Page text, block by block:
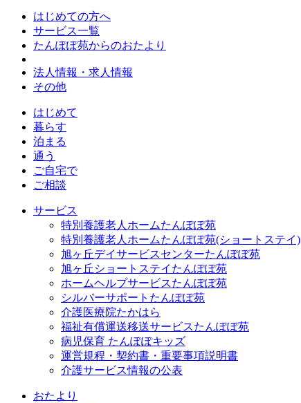
はじめての方へ
サービス一覧
たんぽぽ苑からのおたより
法人情報・求人情報
その他
はじめて
暮らす
泊まる
通う
ご自宅で
ご相談
サービス
特別養護老人ホームたんぽぽ苑
特別養護老人ホームたんぽぽ苑(ショートステイ)
旭ヶ丘デイサービスセンターたんぽぽ苑
旭ヶ丘ショートステイたんぽぽ苑
ホームヘルプサービスたんぽぽ苑
シルバーサポートたんぽぽ苑
介護医療院たかはら
福祉有償運送移送サービスたんぽぽ苑
病児保育 たんぽぽキッズ
運営規程・契約書・重要事項説明書
介護サービス情報の公表
おたより